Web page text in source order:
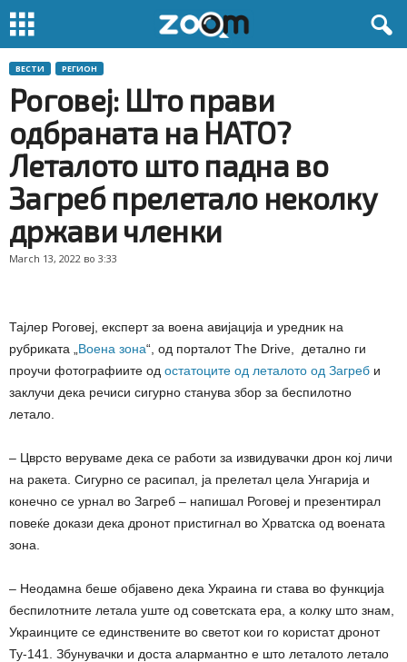
ВЕСТИ РЕГИОН
Роговеј: Што прави
одбраната на НАТО?
Леталото што падна во
Загреб прелетало неколку
држави членки
March 13, 2022 во 3:33
Тајлер Роговеј, експерт за воена авијација и уредник на
рубриката „ Воена зона“, од порталот The Drive, детално ги
проучи фотографиите од остатоците од леталото од Загреб и
заклучи дека речиси сигурно станува збор за беспилотно
летало.
– Цврсто веруваме дека се работи за извидувачки дрон кој личи
на ракета. Сигурно се расипал, ја прелетал цела Унгарија и
конечно се урнал во Загреб – напишал Роговеј и презентирал
повеќе докази дека дронот пристигнал во Хрватска од воената
зона.
– Неодамна беше објавено дека Украина ги става во функција
беспилотните летала уште од советската ера, а колку што знам,
Украинците се единствените во светот кои го користат дронот
Ту-141. Збунувачки и доста алармантно е што леталото летало